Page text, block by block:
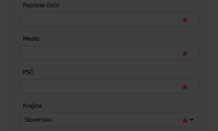
Popisné číslo
Mesto
PSČ
Krajina
Slovensko